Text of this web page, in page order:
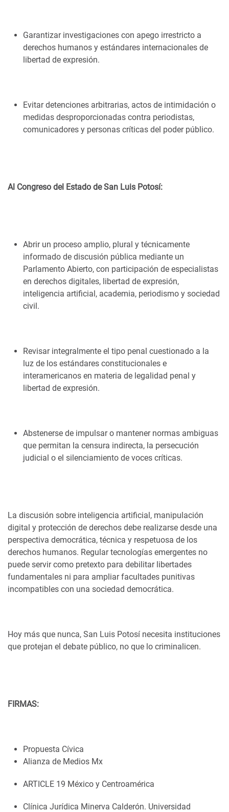
Garantizar investigaciones con apego irrestricto a
derechos humanos y estándares internacionales de
libertad de expresión.
Evitar detenciones arbitrarias, actos de intimidación o
medidas desproporcionadas contra periodistas,
comunicadores y personas críticas del poder público.
Al Congreso del Estado de San Luis Potosí:
Abrir un proceso amplio, plural y técnicamente
informado de discusión pública mediante un
Parlamento Abierto, con participación de especialistas
en derechos digitales, libertad de expresión,
inteligencia artificial, academia, periodismo y sociedad
civil.
Revisar integralmente el tipo penal cuestionado a la
luz de los estándares constitucionales e
interamericanos en materia de legalidad penal y
libertad de expresión.
Abstenerse de impulsar o mantener normas ambiguas
que permitan la censura indirecta, la persecución
judicial o el silenciamiento de voces críticas.
La discusión sobre inteligencia artificial, manipulación
digital y protección de derechos debe realizarse desde una
perspectiva democrática, técnica y respetuosa de los
derechos humanos. Regular tecnologías emergentes no
puede servir como pretexto para debilitar libertades
fundamentales ni para ampliar facultades punitivas
incompatibles con una sociedad democrática.
Hoy más que nunca, San Luis Potosí necesita instituciones
que protejan el debate público, no que lo criminalicen.
FIRMAS:
Propuesta Cívica
Alianza de Medios Mx
ARTICLE 19 México y Centroamérica
Clínica Jurídica Minerva Calderón. Universidad